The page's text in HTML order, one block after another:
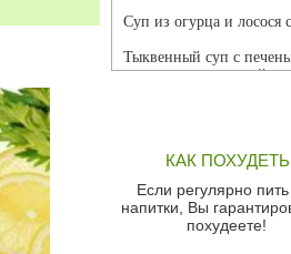
Суп из огурца и лосося
Тыквенный суп с
чесноком и томатной
красного перца
Парижский луковый суп
Суп из спаржи и
КАК ПОХУДЕТЬ
Если регулярно пить
напитки, Вы
похудеете!